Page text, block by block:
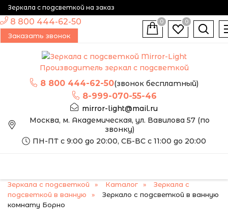
Зеркала с подсветкой на заказ
Производитель зеркал с подсветкой
8 800 444-62-50(звонок бесплатный)
8-999-070-55-46
mirror-light@mail.ru
Москва, м. Академическая, ул. Вавилова 57 (по
звонку)
ПН-ПТ с 9:00 до 20:00, СБ-ВС с 11:00 до 20:00
8 800 444-62-50
Заказать звонок
0
0
Зеркала с подсветкой Каталог
Зеркала с
подсветкой в ванную
Зеркало с подсветкой в ванную
комнату Борно